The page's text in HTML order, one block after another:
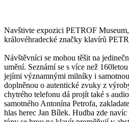
Navštivte expozici PETROF
královéhradecké značky klavírů
Návštěvníci se mohou těšit na
umění. Seznámí se s více než
jejími významnými milníky i
doplněnou o autentické zvuky z
chytrého telefonu dá projít také s
samotného Antonína Petrofa,
hlas herec Jan Bílek. Hudba zde